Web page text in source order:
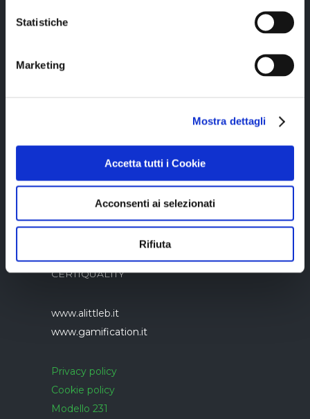
Statistiche
Marketing
Mostra dettagli
Accetta tutti i Cookie
Acconsenti ai selezionati
Rifiuta
CERTIQUALITY
www.alittleb.it
www.gamification.it
Privacy policy
Cookie policy
Modello 231